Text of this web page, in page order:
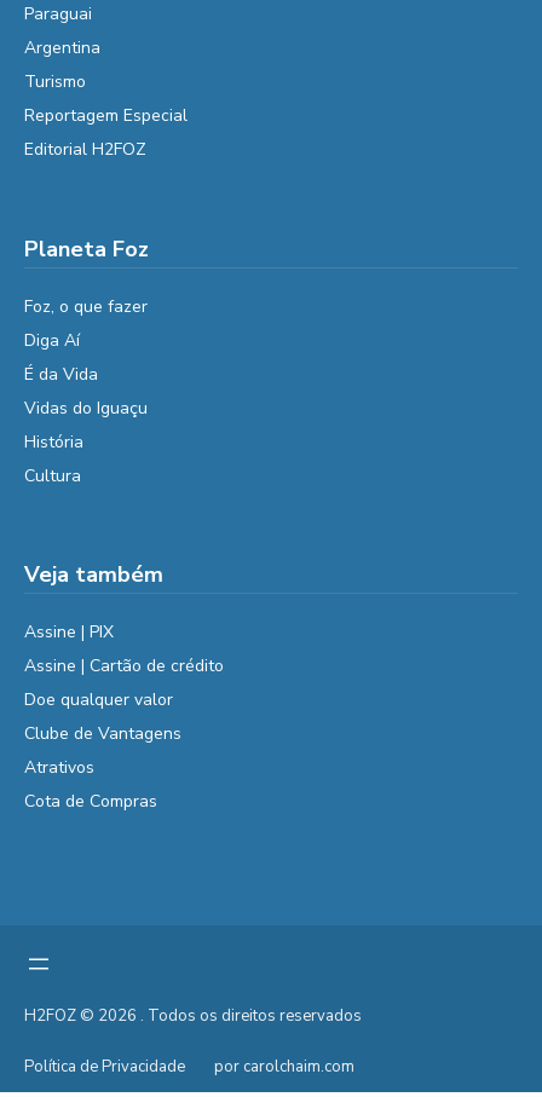
Paraguai
Argentina
Turismo
Reportagem Especial
Editorial H2FOZ
Planeta Foz
Foz, o que fazer
Diga Aí
É da Vida
Vidas do Iguaçu
História
Cultura
Veja também
Assine | PIX
Assine | Cartão de crédito
Doe qualquer valor
Clube de Vantagens
Atrativos
Cota de Compras
H2FOZ © 2026 . Todos os direitos reservados
Política de Privacidade por carolchaim.com